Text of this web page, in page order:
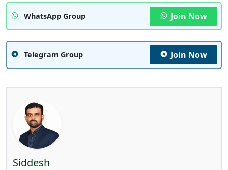
WhatsApp Group Join Now
Telegram Group Join Now
Siddesh